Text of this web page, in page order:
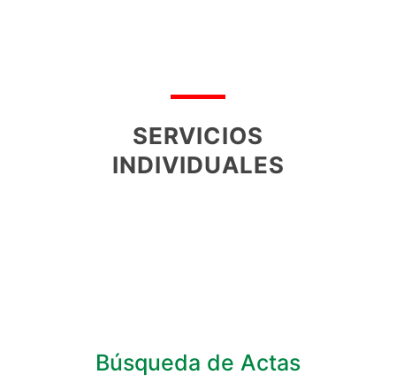
SERVICIOS
INDIVIDUALES
Búsqueda de Actas